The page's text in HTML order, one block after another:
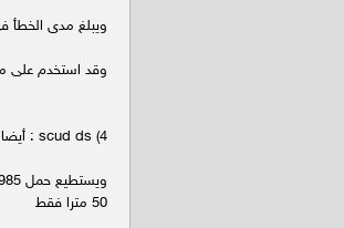
ويبلغ مدى الخطأ في هذا الصاروخ 700 مترا ويملك منها 150
وقد استخدم على
4) scud ds : أيضا بلد المنشأ هو كوريا الشمالية مداها يصل الى 700 كم ويبلغ طوله 12,29 مترا
50 مترا فقط